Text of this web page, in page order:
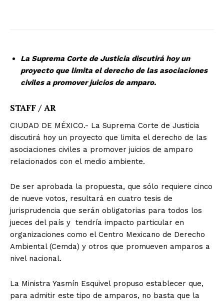
La Suprema Corte de Justicia discutirá hoy un
proyecto que limita el derecho de las asociaciones
civiles a promover juicios de amparo.
STAFF / AR
CIUDAD DE MÉXICO.- La Suprema Corte de Justicia
discutirá hoy un proyecto que limita el derecho de las
asociaciones civiles a promover juicios de amparo
relacionados con el medio ambiente.
De ser aprobada la propuesta, que sólo requiere cinco
de nueve votos, resultará en cuatro tesis de
jurisprudencia que serán obligatorias para todos los
jueces del país y tendría impacto particular en
organizaciones como el Centro Mexicano de Derecho
Ambiental (Cemda) y otros que promueven amparos a
nivel nacional.
La Ministra Yasmín Esquivel propuso establecer que,
para admitir este tipo de amparos, no basta que la